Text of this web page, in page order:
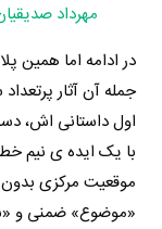
مهرداد
در ادامه اما همین
جمله آن آثار
اول داستانی اش،
با یک ایده ی نیم
موقعیت مرکزی بدون
«موضوع» ضمنی و